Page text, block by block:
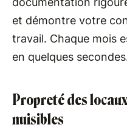
et démontre votre
travail. Chaque mois
en quelques
Propreté des
nuisibles